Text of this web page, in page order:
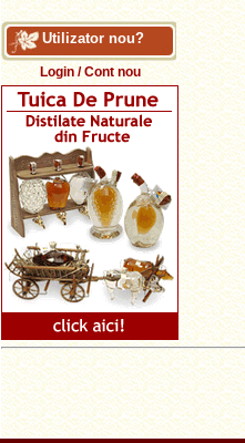
Utilizator nou?
Login / Cont nou